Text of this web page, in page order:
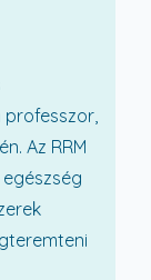
Az RRM